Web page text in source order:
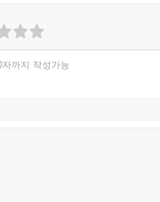
집안에 닥친 고난을 현명하게
성한 거장의 강한 필치
까지 작성가능